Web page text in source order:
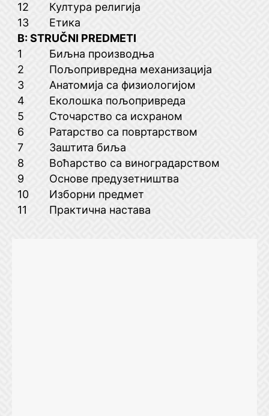
12
Култура религија
13
Етика
B: STRUČNI PREDMETI
1
Биљна производња
2
Пољопривредна механизација
3
Анатомија са физиологијом
4
Еколошка пољопривреда
5
Сточарство са исхраном
6
Ратарство са повртарством
7
Заштита биља
8
Воћарство са виноградарством
9
Основе предузетништва
10
Изборни предмет
11
Практична настава